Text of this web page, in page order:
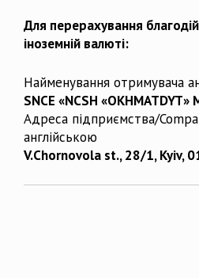
Для перерахування
іноземній валюті:
Найменування отримувача
SNCE «NCSH «OKHMATDYT»
Адреса підприємства/
англійською
V.Chornovola st., 28/1, Kyiv,